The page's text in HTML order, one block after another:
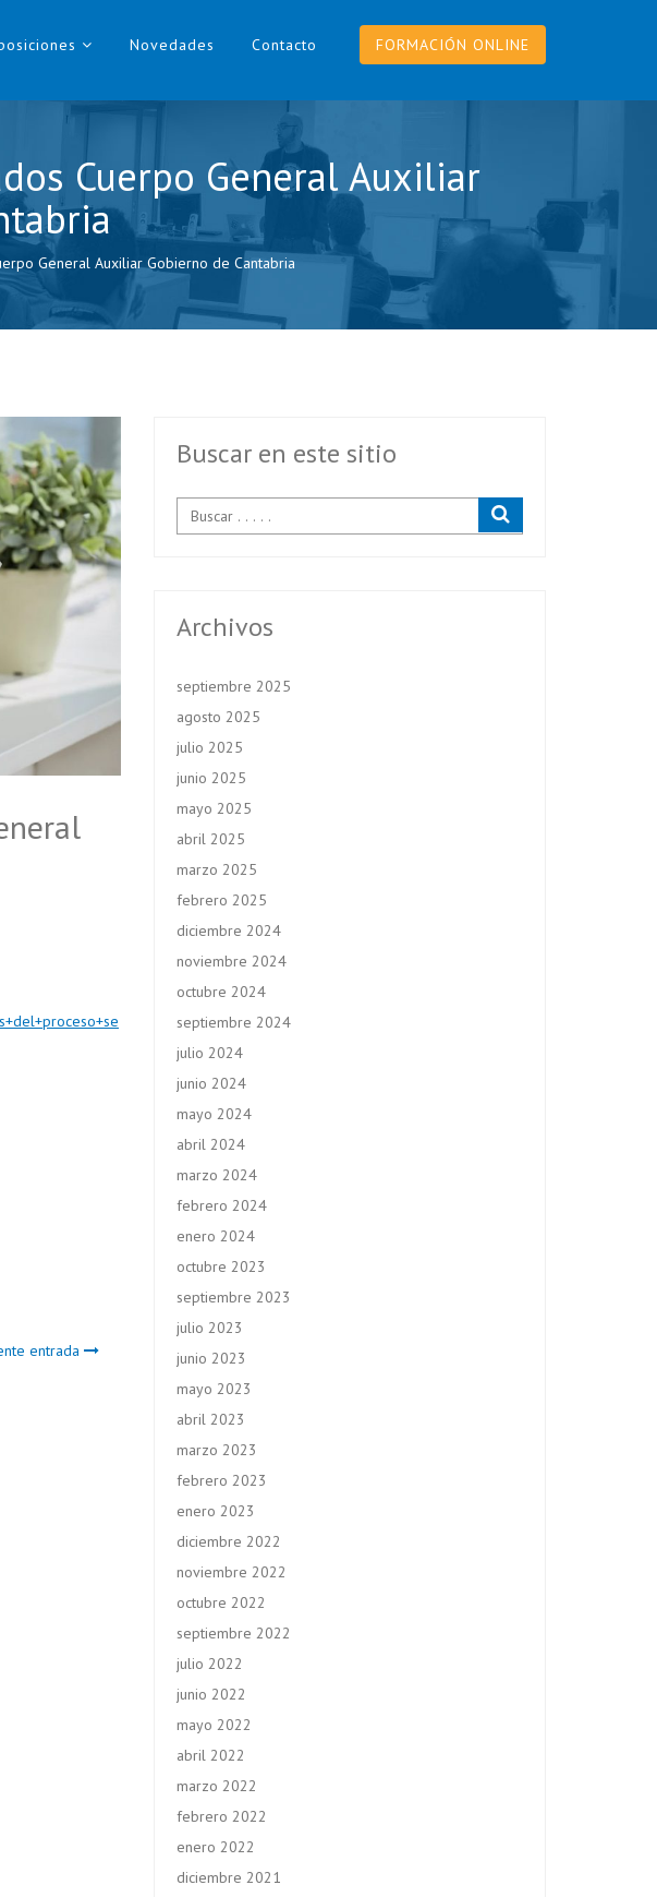
Novedades Contacto FORMACIÓN ONLINE
Cuerpo General Auxiliar
General Auxiliar Gobierno de Cantabria
entrada
Buscar en este sitio
Archivos
septiembre 2025
agosto 2025
julio 2025
junio 2025
mayo 2025
abril 2025
marzo 2025
febrero 2025
diciembre 2024
noviembre 2024
octubre 2024
septiembre 2024
julio 2024
junio 2024
mayo 2024
abril 2024
marzo 2024
febrero 2024
enero 2024
octubre 2023
septiembre 2023
julio 2023
junio 2023
mayo 2023
abril 2023
marzo 2023
febrero 2023
enero 2023
diciembre 2022
noviembre 2022
octubre 2022
septiembre 2022
julio 2022
junio 2022
mayo 2022
abril 2022
marzo 2022
febrero 2022
enero 2022
diciembre 2021